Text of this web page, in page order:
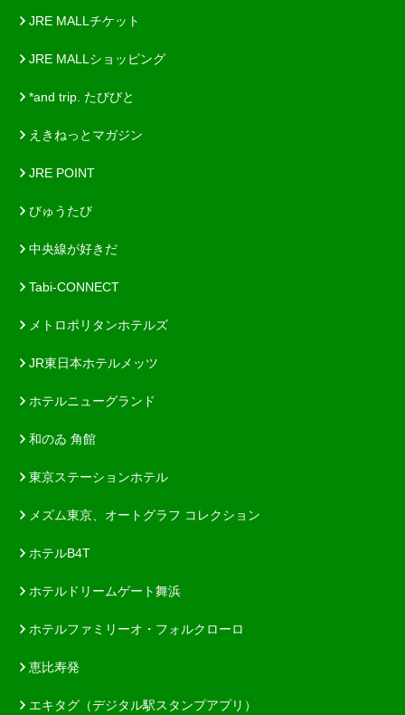
JRE MALLチケット
JRE MALLショッピング
*and trip. たびびと
えきねっとマガジン
JRE POINT
びゅうたび
中央線が好きだ
Tabi-CONNECT
メトロポリタンホテルズ
JR東日本ホテルメッツ
ホテルニューグランド
和のゐ 角館
東京ステーションホテル
メズム東京、オートグラフ コレクション
ホテルB4T
ホテルドリームゲート舞浜
ホテルファミリーオ・フォルクローロ
恵比寿発
エキタグ（デジタル駅スタンプアプリ）